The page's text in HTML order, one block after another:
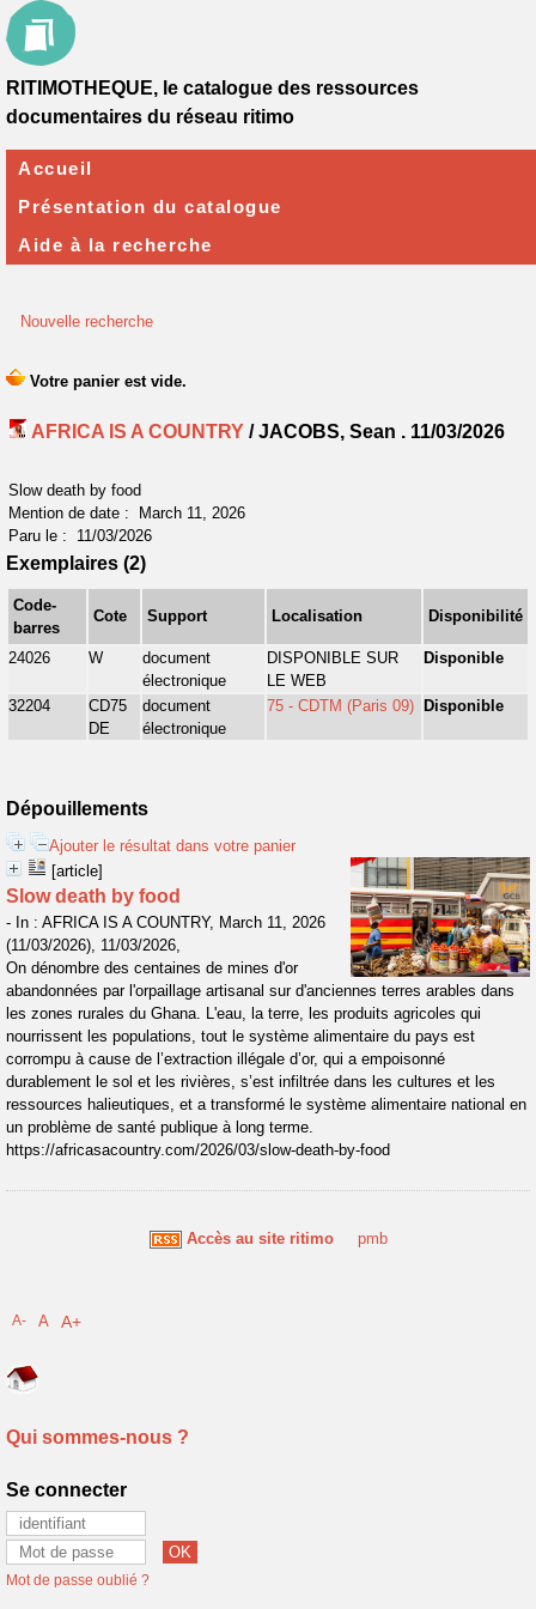
Nouvelle recherche
AFRICA IS A COUNTRY / JACOBS, Sean . 11/03/2026
Slow death by food
Mention de date : March 11, 2026
Paru le : 11/03/2026
Exemplaires (2)
Code-
barres
Cote Support Localisation Disponibilité
24026 W
document
électronique
DISPONIBLE SUR
LE WEB
Disponible
32204
CD75
DE
document
électronique
75 - CDTM (Paris 09) Disponible
Dépouillements
Ajouter le résultat dans votre panier
[article]
Slow death by food
- In : AFRICA IS A COUNTRY, March 11, 2026
(11/03/2026), 11/03/2026,
On dénombre des centaines de mines d'or
abandonnées par l'orpaillage artisanal sur d'anciennes terres arables dans
les zones rurales du Ghana. L'eau, la terre, les produits agricoles qui
nourrissent les populations, tout le système alimentaire du pays est
corrompu à cause de l’extraction illégale d’or, qui a empoisonné
durablement le sol et les rivières, s’est infiltrée dans les cultures et les
ressources halieutiques, et a transformé le système alimentaire national en
un problème de santé publique à long terme.
https://africasacountry.com/2026/03/slow-death-by-food
Accès au site ritimo pmb
RITIMOTHEQUE, le catalogue des ressources
documentaires du réseau ritimo
Accueil
Présentation du catalogue
Aide à la recherche
A- A A+
Qui sommes-nous ?
Se connecter
Mot de passe oublié ?